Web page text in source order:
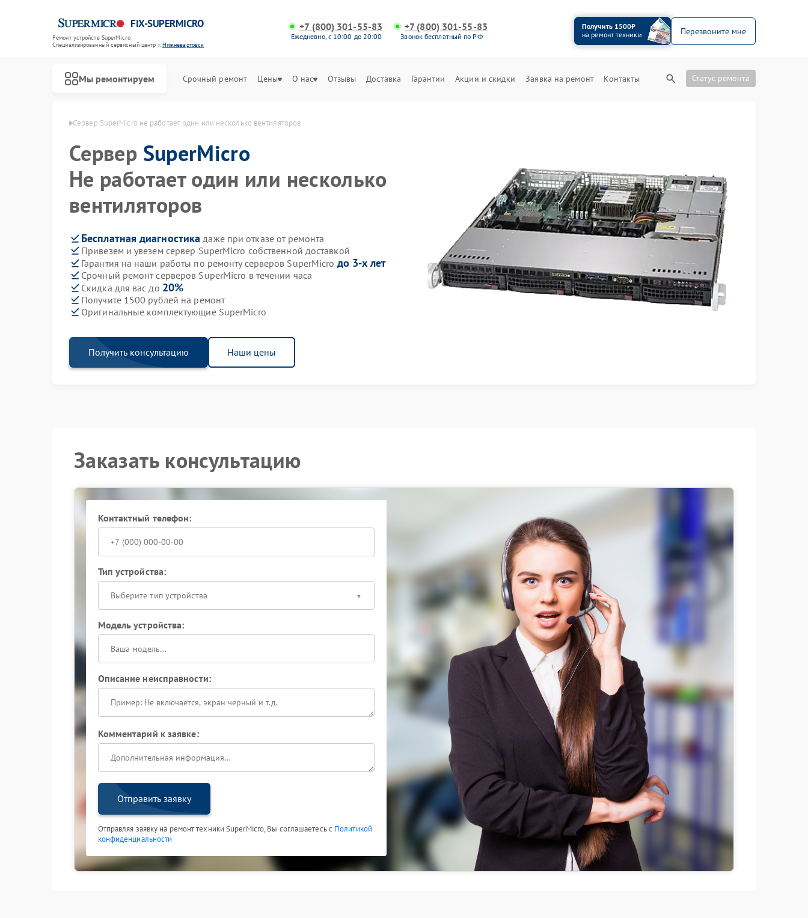
FIX-SUPERMICRO
Ремонт устройств SuperMicro
Специализированный cервисный центр г.Нижневартовск
+7 (800) 301-55-83
Ежедневно, с 10:00 до 20:00
+7 (800) 301-55-83
Звонок бесплатный по РФ
Получить 1500₽
на ремонт техники
Перезвоните мне
Мы ремонтируем Срочный ремонт Цены О нас Отзывы Доставка Гарантии Акции и скидки Заявка на ремонт Контакты Статус ремонта
в Нижневартовске Сервер SuperMicro не работает один или несколько вентиляторов
Сервер SuperMicro
Не работает один или несколько
вентиляторов
Бесплатная диагностика даже при отказе от ремонта
Привезем и увезем сервер SuperMicro собственной доставкой
Гарантия на наши работы по ремонту серверов SuperMicro до 3-х лет
Срочный ремонт серверов SuperMicro в течении часа
Скидка для вас до 20%
Получите 1500 рублей на ремонт
Оригинальные комплектующие SuperMicro
Получить консультацию Наши цены
Заказать консультацию
Контактный телефон:
Тип устройства:
Выберите тип устройства
Модель устройства:
Описание неисправности:
Комментарий к заявке:
Отправить заявку
Отправляя заявку на ремонт техники SuperMicro, Вы соглашаетесь с Политикой
конфиденциальности